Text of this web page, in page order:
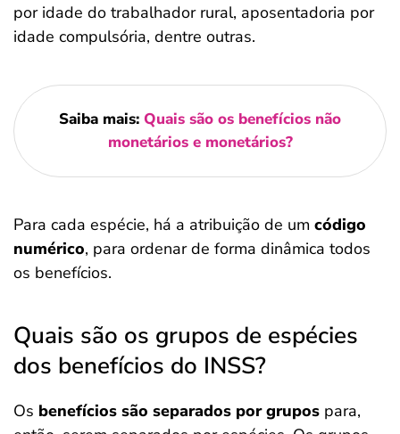
por idade do trabalhador rural, aposentadoria por
idade compulsória, dentre outras.
Saiba mais: Quais são os benefícios não
monetários e monetários?
Para cada espécie, há a atribuição de um código
numérico, para ordenar de forma dinâmica todos
os benefícios.
Quais são os grupos de espécies
dos benefícios do INSS?
Os benefícios são separados por grupos para,